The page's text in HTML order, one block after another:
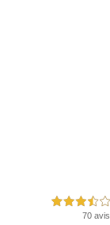
3,5 étoiles sur 5
70 avis